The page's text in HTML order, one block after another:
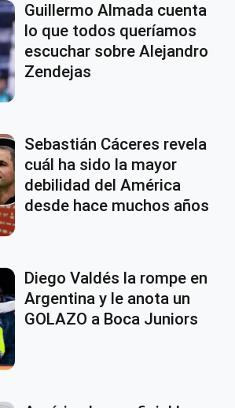
Guillermo Almada cuenta
lo que todos queríamos
escuchar sobre Alejandro
Zendejas
Sebastián Cáceres revela
cuál ha sido la mayor
debilidad del América
desde hace muchos años
Diego Valdés la rompe en
Argentina y le anota un
GOLAZO a Boca Juniors